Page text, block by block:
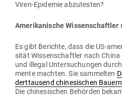
Viren-Epi­demie abzutesten?
Ame­ri­ka­nische Wis­sen­schaftler
Es gibt Berichte, dass die US-
sität Wis­sen­schaftler nach
und illegal Unter­su­chungen
mente machten. Sie sam­melten
dert­tausend chi­ne­si­schen Bauern
Die chi­ne­si­schen Behörden